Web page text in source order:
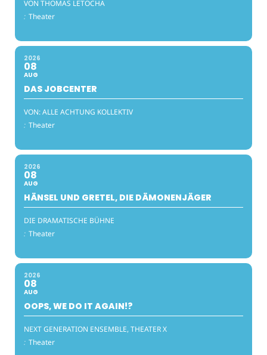
VON THOMAS LETOCHA
: Theater
2026
08
AUG
DAS JOBCENTER
VON: ALLE ACHTUNG KOLLEKTIV
: Theater
2026
08
AUG
HÄNSEL UND GRETEL, DIE DÄMONENJÄGER
DIE DRAMATISCHE BÜHNE
: Theater
2026
08
AUG
OOPS, WE DO IT AGAIN!?
NEXT GENERATION ENSEMBLE, THEATER X
: Theater